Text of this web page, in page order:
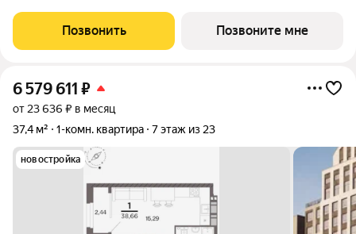
Жилой квартал «Бережно» это проект класса Бизнес,
созданный с уважением к городу и
Позвонить Позвоните мне
6 579 611 ₽
от 23 636 ₽ в месяц
37,4 м²
1-комн. квартира 7 этаж из 23
новостройка